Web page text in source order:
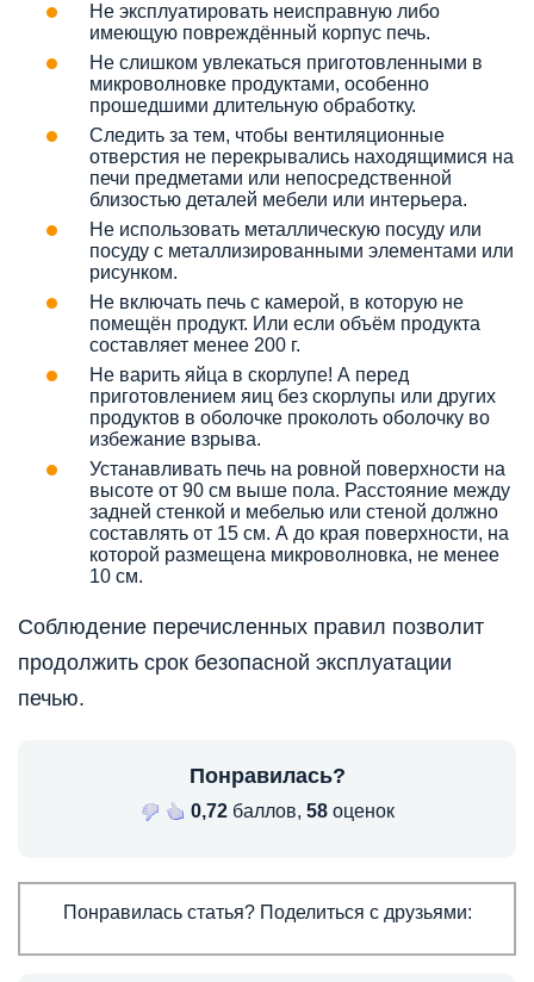
Не эксплуатировать неисправную либо
имеющую повреждённый корпус печь.
Не слишком увлекаться приготовленными в
микроволновке продуктами, особенно
прошедшими длительную обработку.
Следить за тем, чтобы вентиляционные
отверстия не перекрывались находящимися на
печи предметами или непосредственной
близостью деталей мебели или интерьера.
Не использовать металлическую посуду или
посуду с металлизированными элементами или
рисунком.
Не включать печь с камерой, в которую не
помещён продукт. Или если объём продукта
составляет менее 200 г.
Не варить яйца в скорлупе! А перед
приготовлением яиц без скорлупы или других
продуктов в оболочке проколоть оболочку во
избежание взрыва.
Устанавливать печь на ровной поверхности на
высоте от 90 см выше пола. Расстояние между
задней стенкой и мебелью или стеной должно
составлять от 15 см. А до края поверхности, на
которой размещена микроволновка, не менее
10 см.
Соблюдение перечисленных правил позволит
продолжить срок безопасной эксплуатации
печью.
Понравилась?
0,72баллов, 58оценок
Понравилась статья? Поделиться с друзьями: